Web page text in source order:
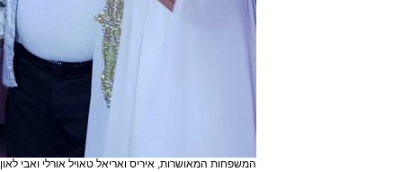
המשפחות המאושרות, איריס ואריאל טאויל אורלי ואבי לאון